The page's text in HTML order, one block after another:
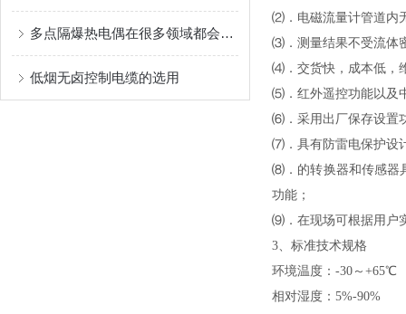
多点隔爆热电偶在很多领域都会被使用到
低烟无卤控制电缆的选用
⑵．电磁流量计管道内
⑶． 测量结果不受流体
⑷． 交货快，成本低，
⑸． 红外遥控功能以及
⑹． 采用出厂保存设置
⑺． 具有防雷电保护设
⑻． 的转换器和传感器
功能 ；
⑼． 在现场可根据用户
3、 标准技术规格
环境温度：-30～+65℃
相对湿度：5%-90%